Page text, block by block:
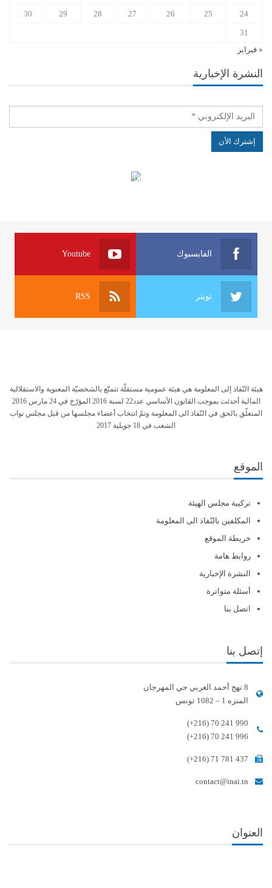
24
25
26
27
28
29
30
31
« فبراير
النشرة الإخبارية
الهياكل الخاضعة لقانون النفاذ إلى المعلومة
الفايسبوك Youtube
تويتر RSS
هيئة النّفاذ إلى المعلومة هي هيئة عمومية مستقلّة تتمتّع بالشخصيّة المعنوية والاستقلالية
المالية أحدثت بموجب القانون الأساسي عدد22 لسنة 2016 المؤرّخ في 24 مارس 2016
المتعلّق بالحق في النّفاذ الى المعلومة وتمّ انتخاب أعضاء مجلسها من قبل مجلس نواب
الشعب في 18 جويلية 2017
الموقع
تركيبة مجلس الهيئة
المكلفين بالنّفاذ الى المعلومة
خريطة الموقع
روابط هامة
النشرة الإخبارية
أسئلة متواترة
اتصل بنا
إتصل بنا
8 نهج أحمد الغربي حي المهرجان
المنزه 1 – 1082 تونس
(+216) 70 241 990
(+216) 70 241 996
(+216) 71 781 437
contact@inai.tn
العنوان